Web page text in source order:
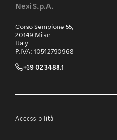
Nexi S.p.A.
Corso Sempione 55,
20149 Milan
Italy
P.IVA: 10542790968
+39 02 3488.1
Accessibilità